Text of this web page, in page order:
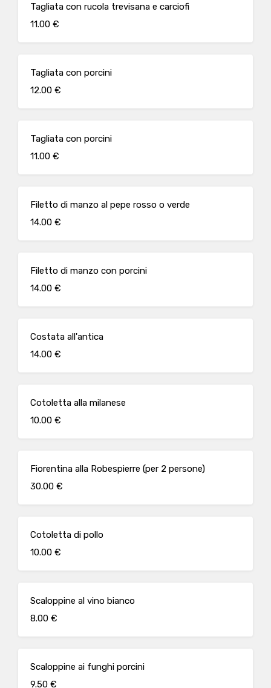
Tagliata con rucola trevisana e carciofi
11.00 €
Tagliata con porcini
12.00 €
Tagliata con porcini
11.00 €
Filetto di manzo al pepe rosso o verde
14.00 €
Filetto di manzo con porcini
14.00 €
Costata all'antica
14.00 €
Cotoletta alla milanese
10.00 €
Fiorentina alla Robespierre (per 2 persone)
30.00 €
Cotoletta di pollo
10.00 €
Scaloppine al vino bianco
8.00 €
Scaloppine ai funghi porcini
9.50 €